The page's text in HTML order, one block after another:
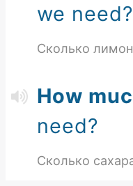
we need?
Сколько
How
need?
Сколько